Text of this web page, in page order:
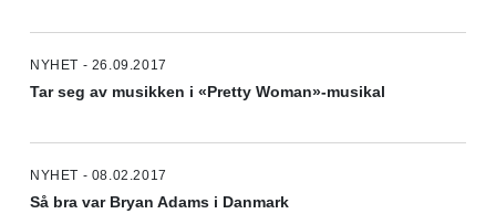
NYHET - 26.09.2017
Tar seg av musikken i «Pretty Woman»-musikal
NYHET - 08.02.2017
Så bra var Bryan Adams i Danmark